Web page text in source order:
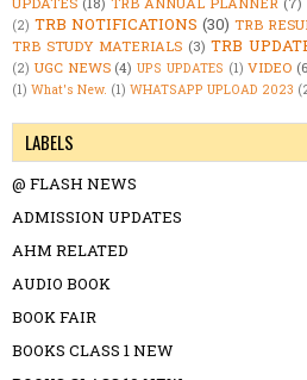
(2) TRB NOTIFICATIONS (30) TRB
TRB STUDY MATERIALS (3) TRB
(2) UGC NEWS (4) UPS UPDATES (1) VIDEO
(1) What's New. (1) WHATSAPP UPLOAD 2023
LABELS
@ FLASH NEWS
ADMISSION UPDATES
AHM RELATED
AUDIO BOOK
BOOK FAIR
BOOKS CLASS 1 NEW